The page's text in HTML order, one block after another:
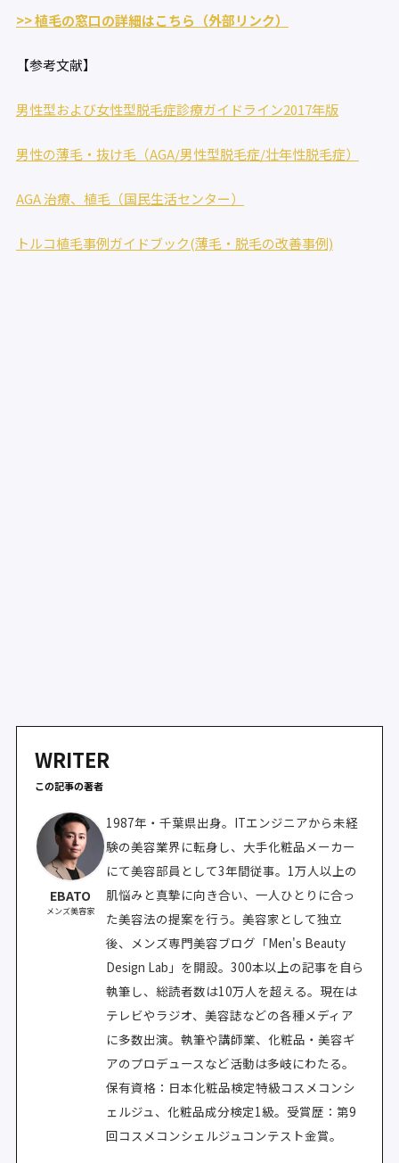
>> 植毛の窓口の詳細はこちら（外部リンク）
【参考文献】
男性型および女性型脱毛症診療ガイドライン2017年版
男性の薄毛・抜け毛（AGA/男性型脱毛症/壮年性脱毛症）
AGA 治療、植毛（国民生活センター）
トルコ植毛事例ガイドブック(薄毛・脱毛の改善事例)
WRITER
この記事の著者
EBATO
メンズ美容家
1987年・千葉県出身。ITエンジニアから未経
験の美容業界に転身し、大手化粧品メーカー
にて美容部員として3年間従事。1万人以上の
肌悩みと真摯に向き合い、一人ひとりに合っ
た美容法の提案を行う。美容家として独立
後、メンズ専門美容ブログ「Men's Beauty
Design Lab」を開設。300本以上の記事を自ら
執筆し、総読者数は10万人を超える。現在は
テレビやラジオ、美容誌などの各種メディア
に多数出演。執筆や講師業、化粧品・美容ギ
アのプロデュースなど活動は多岐にわたる。
保有資格：日本化粧品検定特級コスメコンシ
ェルジュ、化粧品成分検定1級。受賞歴：第9
回コスメコンシェルジュコンテスト金賞。